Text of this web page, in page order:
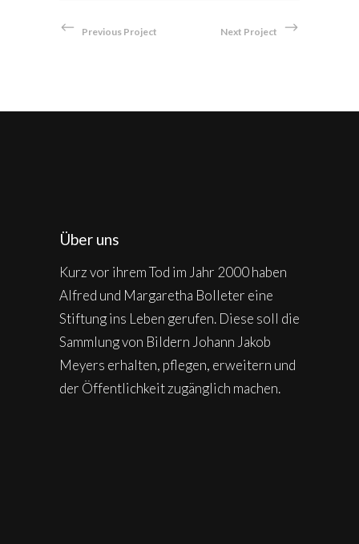
Previous Project Next Project
Über uns
Kurz vor ihrem Tod im Jahr 2000 haben
Alfred und Margaretha Bolleter eine
Stiftung ins Leben gerufen. Diese soll die
Sammlung von Bildern Johann Jakob
Meyers erhalten, pflegen, erweitern und
der Öffentlichkeit zugänglich machen.